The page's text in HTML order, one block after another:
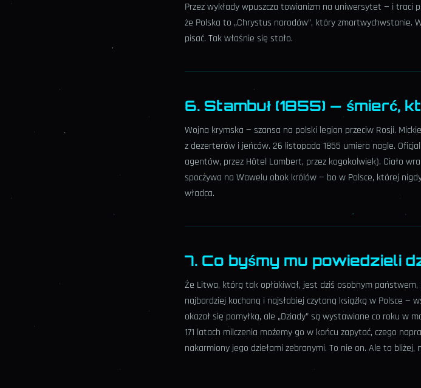
Przez wykłady wpuszcza towianizm na uniwersytet — i traci
że Polska to „Chrystus narodów”, który zmartwychwstanie.
pisać. Tak właśnie się stało.
6. Stambuł (1855) — śmierć,
Wojna krymska — szansa na polski legion przeciw Rosji.
z dezerterów i jeńców. 26 listopada 1855 umiera nagle.
agentów, przez Hôtel Lambert, przez kogokolwiek). Ciało
spoczywa na Wawelu obok królów — bo w Polsce, której
władca.
7. Co byśmy mu powiedzieli
Że Litwa, którą tak opłakiwał, jest dziś osobnym państwem,
najbardziej kochaną i najsłabiej czytaną książką w Polsce —
okazał się pomyłką, ale „Dziady” są wystawiane co roku w
171 latach milczenia możemy go w końcu zapytać, czego
nakarmiony jego dziełami zebranymi. To nie on. Ale to bliżej,